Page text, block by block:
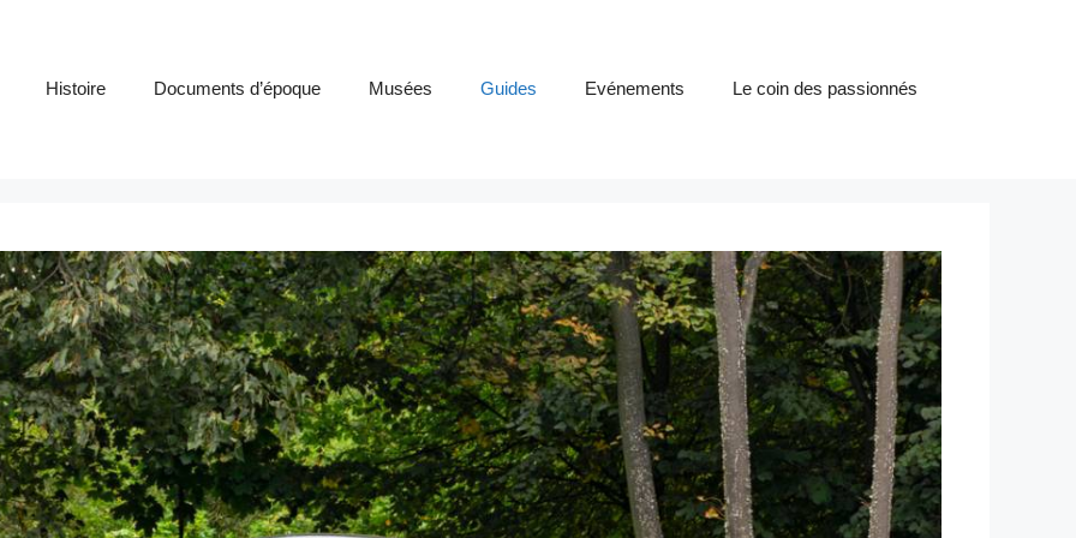
Histoire Documents d’époque Musées Guides Evénements Le coin des passionnés